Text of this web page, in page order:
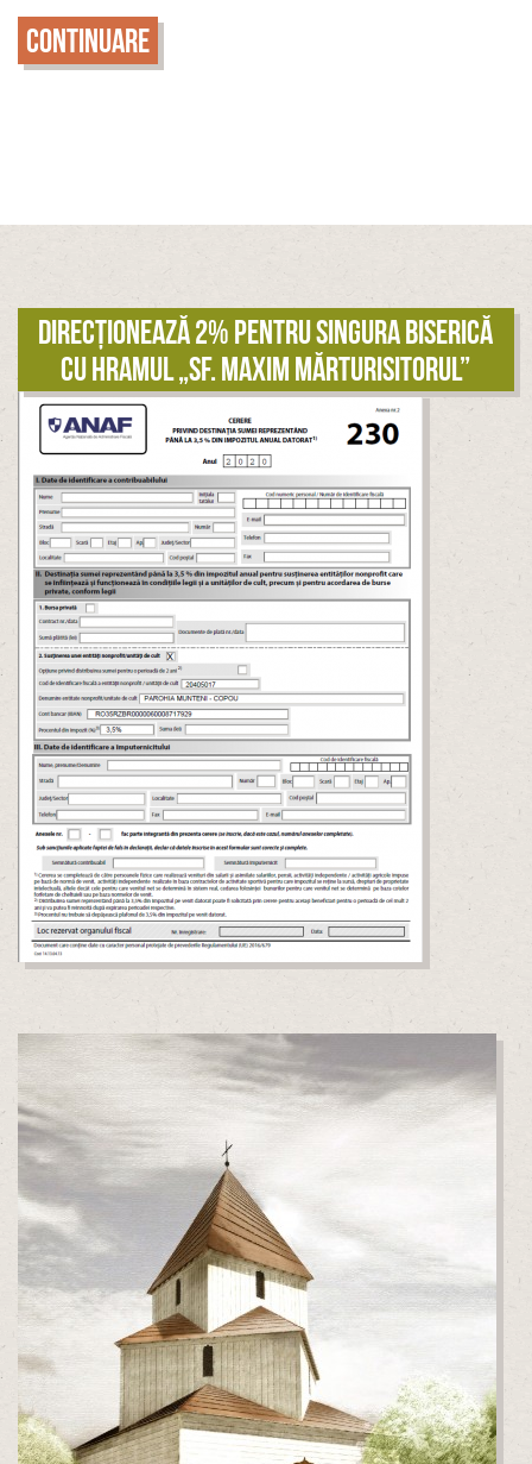
Continuare
Direcționează 2% pentru singura biserică
cu hramul „Sf. Maxim Mărturisitorul”